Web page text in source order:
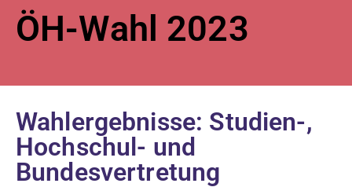
hule
ÖH-Wahl 2023
Wahlergebnisse: Studien-,
Hochschul- und
Bundesvertretung